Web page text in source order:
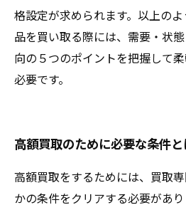
格設定が求められます。以上の
品を買い取る際には、需要・状
向の５つのポイントを把握して
必要です。
高額買取のために必要な条件と
高額買取をするためには、買取
かの条件をクリアする必要があ